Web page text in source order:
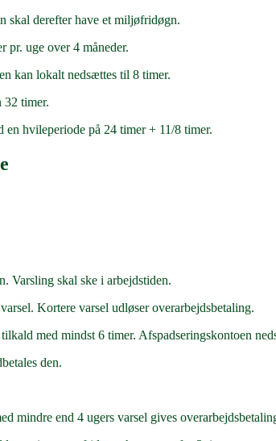
derefter have et miljøfridøgn.
pr. uge over 4 måneder.
kan lokalt nedsættes til 8 timer.
32 timer.
hvileperiode på 24 timer + 11/8 timer.
Varsling skal ske i arbejdstiden.
Kortere varsel udløser overarbejdsbetaling.
med mindst 6 timer. Afspadseringskontoen
den.
mindre end 4 ugers varsel gives